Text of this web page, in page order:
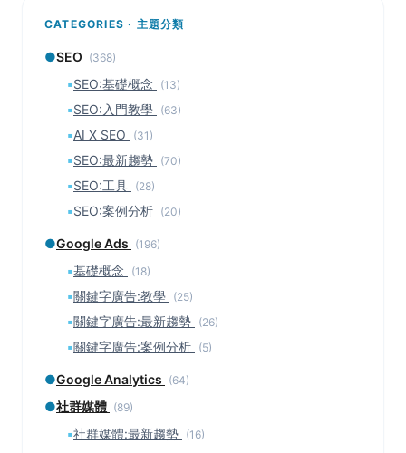
CATEGORIES · 主題分類
●SEO (368)
▪SEO:基礎概念 (13)
▪SEO:入門教學 (63)
▪AI X SEO (31)
▪SEO:最新趨勢 (70)
▪SEO:工具 (28)
▪SEO:案例分析 (20)
●Google Ads (196)
▪基礎概念 (18)
▪關鍵字廣告:教學 (25)
▪關鍵字廣告:最新趨勢 (26)
▪關鍵字廣告:案例分析 (5)
●Google Analytics (64)
●社群媒體 (89)
▪社群媒體:最新趨勢 (16)